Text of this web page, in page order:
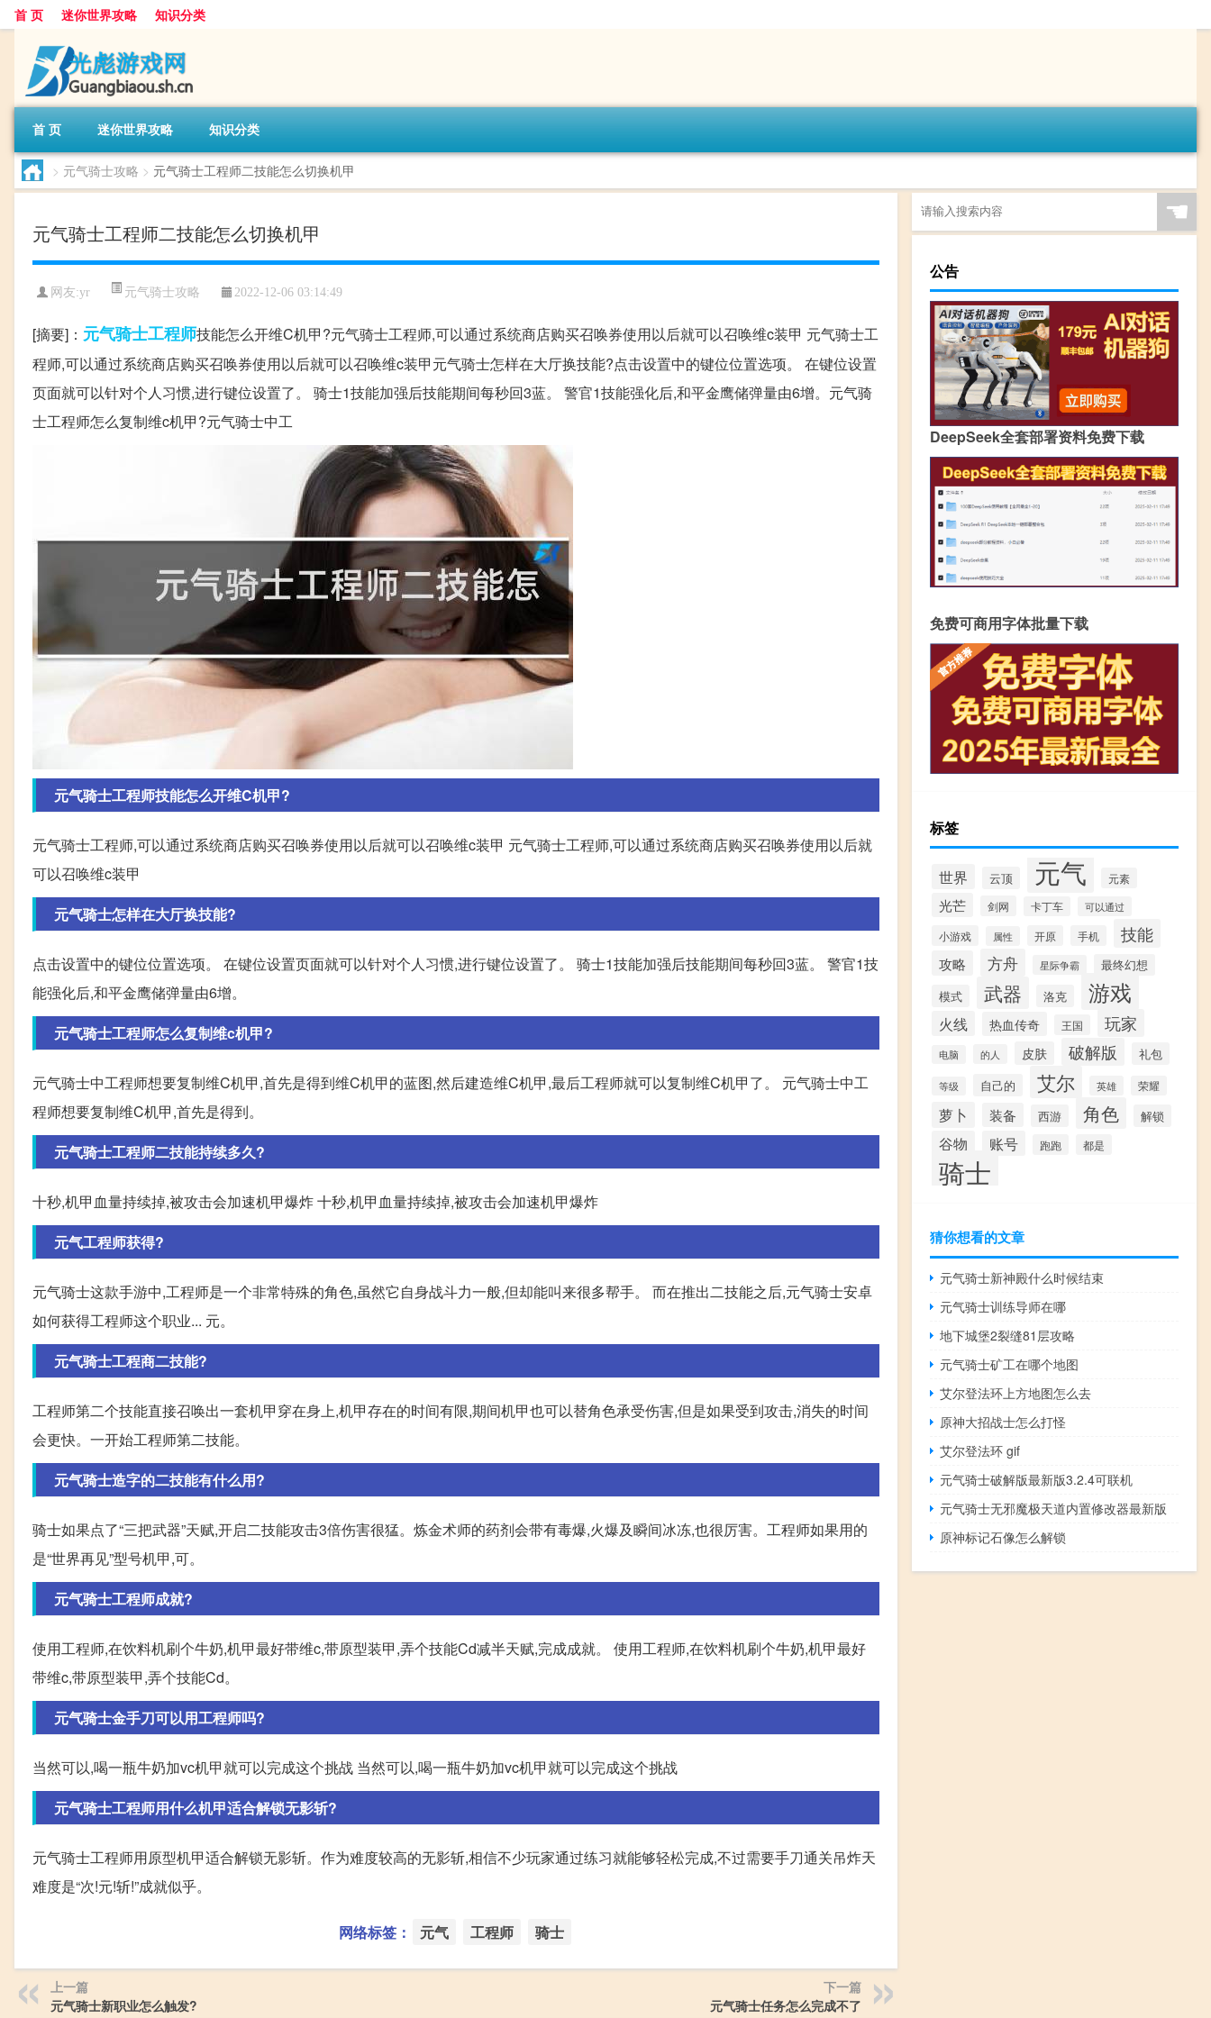
首 页 迷你世界攻略 知识分类
首 页 迷你世界攻略 知识分类
> 元气骑士攻略 > 元气骑士工程师二技能怎么切换机甲
元气骑士工程师二技能怎么切换机甲
网友:yr 元气骑士攻略 2022-12-06 03:14:49
[摘要]： 元气骑士工程师技能怎么开维C机甲?元气骑士工程师,可以通过系统商店购买召唤券使用以后就可以召唤维c装甲 元气骑士工
程师,可以通过系统商店购买召唤券使用以后就可以召唤维c装甲元气骑士怎样在大厅换技能?点击设置中的键位位置选项。 在键位设置
页面就可以针对个人习惯,进行键位设置了。 骑士1技能加强后技能期间每秒回3蓝。 警官1技能强化后,和平金鹰储弹量由6增。元气骑
士工程师怎么复制维c机甲?元气骑士中工
元气骑士工程师技能怎么开维C机甲?
元气骑士工程师,可以通过系统商店购买召唤券使用以后就可以召唤维c装甲 元气骑士工程师,可以通过系统商店购买召唤券使用以后就
可以召唤维c装甲
元气骑士怎样在大厅换技能?
点击设置中的键位位置选项。 在键位设置页面就可以针对个人习惯,进行键位设置了。 骑士1技能加强后技能期间每秒回3蓝。 警官1技
能强化后,和平金鹰储弹量由6增。
元气骑士工程师怎么复制维c机甲?
元气骑士中工程师想要复制维C机甲,首先是得到维C机甲的蓝图,然后建造维C机甲,最后工程师就可以复制维C机甲了。 元气骑士中工
程师想要复制维C机甲,首先是得到。
元气骑士工程师二技能持续多久?
十秒,机甲血量持续掉,被攻击会加速机甲爆炸 十秒,机甲血量持续掉,被攻击会加速机甲爆炸
元气工程师获得?
元气骑士这款手游中,工程师是一个非常特殊的角色,虽然它自身战斗力一般,但却能叫来很多帮手。 而在推出二技能之后,元气骑士安卓
如何获得工程师这个职业... 元。
元气骑士工程商二技能?
工程师第二个技能直接召唤出一套机甲穿在身上,机甲存在的时间有限,期间机甲也可以替角色承受伤害,但是如果受到攻击,消失的时间
会更快。一开始工程师第二技能。
元气骑士造字的二技能有什么用?
骑士如果点了“三把武器”天赋,开启二技能攻击3倍伤害很猛。炼金术师的药剂会带有毒爆,火爆及瞬间冰冻,也很厉害。工程师如果用的
是“世界再见”型号机甲,可。
元气骑士工程师成就?
使用工程师,在饮料机刷个牛奶,机甲最好带维c,带原型装甲,弄个技能Cd减半天赋,完成成就。 使用工程师,在饮料机刷个牛奶,机甲最好
带维c,带原型装甲,弄个技能Cd。
元气骑士金手刀可以用工程师吗?
当然可以,喝一瓶牛奶加vc机甲就可以完成这个挑战 当然可以,喝一瓶牛奶加vc机甲就可以完成这个挑战
元气骑士工程师用什么机甲适合解锁无影斩?
元气骑士工程师用原型机甲适合解锁无影斩。作为难度较高的无影斩,相信不少玩家通过练习就能够轻松完成,不过需要手刀通关吊炸天
难度是“次!元!斩!”成就似乎。
网络标签： 元气 工程师 骑士
上一篇
元气骑士新职业怎么触发?
下一篇
元气骑士任务怎么完成不了
☚
公告
DeepSeek全套部署资料免费下载
免费可商用字体批量下载
标签
世界 云顶 元气 元素
光芒 剑网 卡丁车 可以通过
小游戏 属性 开原 手机 技能
攻略 方舟 星际争霸 最终幻想
模式 武器 洛克 游戏
火线 热血传奇 王国 玩家
电脑 的人 皮肤 破解版 礼包
等级 自己的 艾尔 英雄 荣耀
萝卜 装备 西游 角色 解锁
谷物 账号 跑跑 都是
骑士
猜你想看的文章
元气骑士新神殿什么时候结束
元气骑士训练导师在哪
地下城堡2裂缝81层攻略
元气骑士矿工在哪个地图
艾尔登法环上方地图怎么去
原神大招战士怎么打怪
艾尔登法环 gif
元气骑士破解版最新版3.2.4可联机
元气骑士无邪魔极天道内置修改器最新版
原神标记石像怎么解锁